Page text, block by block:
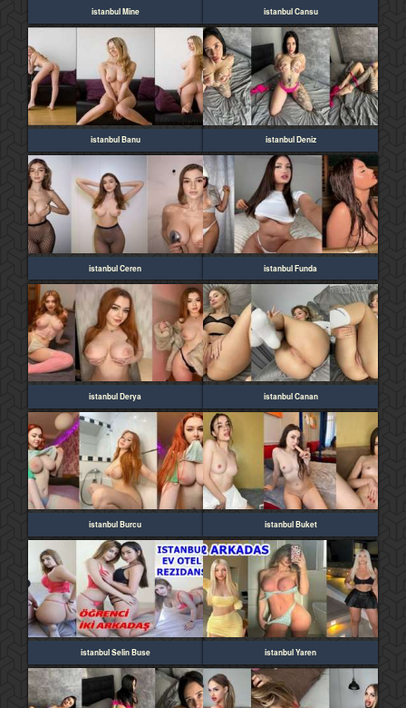
istanbul Mine istanbul Cansu
istanbul Banu istanbul Deniz
istanbul Ceren istanbul Funda
istanbul Derya istanbul Canan
istanbul Burcu istanbul Buket
istanbul Selin Buse istanbul Yaren